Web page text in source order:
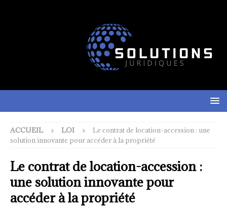
ACCUEIL LOI
Le contrat de location-accession : une
solution innovante pour accéder à la propriété
Le contrat de location-accession :
une solution innovante pour
accéder à la propriété